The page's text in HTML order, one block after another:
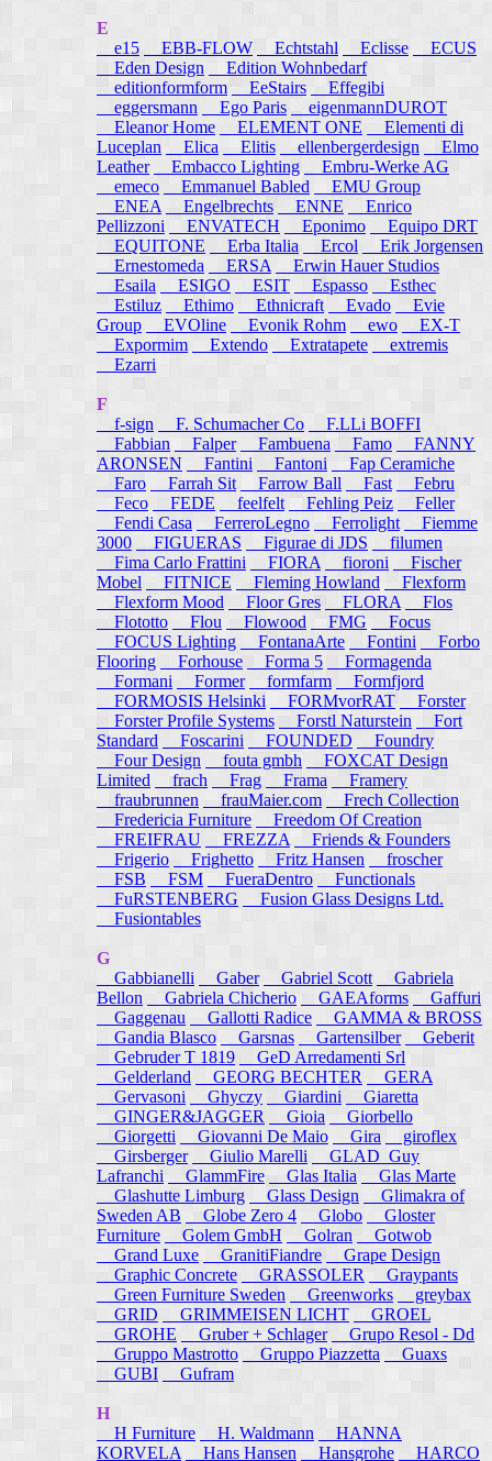
E
e15 EBB-FLOW Echtstahl Eclisse
ECUS
Eden Design
Edition Wohnbedarf
editionformform
EeStairs
Effegibi
eggersmann
Ego Paris
eigenmannDUROT
Eleanor Home
ELEMENT ONE
Elementi di
Luceplan
Elica Elitis ellenbergerdesign
Elmo
Leather
Embacco Lighting
Embru-Werke AG
emeco
Emmanuel Babled
EMU Group
ENEA
Engelbrechts ENNE
Enrico
Pellizzoni ENVATECH Eponimo
Equipo DRT
EQUITONE
Erba Italia Ercol
Erik Jorgensen
Ernestomeda
ERSA
Erwin Hauer Studios
Esaila
ESIGO ESIT Espasso
Esthec
Estiluz
Ethimo Ethnicraft Evado
Evie
Group
EVOline Evonik Rohm ewo
EX-T
Expormim
Extendo Extratapete
extremis
Ezarri
F
f-sign
F. Schumacher Co
F.LLi BOFFI
Fabbian
Falper Fambuena Famo
FANNY
ARONSEN
Fantini Fantoni
Fap Ceramiche
Faro
Farrah Sit Farrow Ball Fast
Febru
Feco
FEDE feelfelt Fehling Peiz
Feller
Fendi Casa
FerreroLegno Ferrolight
Fiemme
3000
FIGUERAS Figurae di JDS
filumen
Fima Carlo Frattini
FIORA fioroni
Fischer
Mobel
FITNICE Fleming Howland
Flexform
Flexform Mood
Floor Gres FLORA
Flos
Flototto
Flou Flowood FMG
Focus
FOCUS Lighting
FontanaArte Fontini
Forbo
Flooring
Forhouse Forma 5
Formagenda
Formani
Former formfarm
Formfjord
FORMOSIS Helsinki
FORMvorRAT
Forster
Forster Profile Systems
Forstl Naturstein
Fort
Standard
Foscarini FOUNDED
Foundry
Four Design
fouta gmbh
FOXCAT Design
Limited
frach Frag Frama
Framery
fraubrunnen
frauMaier.com
Frech Collection
Fredericia Furniture
Freedom Of Creation
FREIFRAU
FREZZA
Friends & Founders
Frigerio
Frighetto Fritz Hansen
froscher
FSB
FSM FueraDentro
Functionals
FuRSTENBERG
Fusion Glass Designs Ltd.
Fusiontables
G
Gabbianelli
Gaber Gabriel Scott
Gabriela
Bellon
Gabriela Chicherio GAEAforms
Gaffuri
Gaggenau
Gallotti Radice
GAMMA & BROSS
Gandia Blasco
Garsnas Gartensilber
Geberit
Gebruder T 1819
GeD Arredamenti Srl
Gelderland
GEORG BECHTER
GERA
Gervasoni
Ghyczy Giardini
Giaretta
GINGER&JAGGER
Gioia
Giorbello
Giorgetti
Giovanni De Maio Gira
giroflex
Girsberger
Giulio Marelli
GLAD_Guy
Lafranchi
GlammFire Glas Italia
Glas Marte
Glashutte Limburg
Glass Design
Glimakra of
Sweden AB
Globe Zero 4 Globo
Gloster
Furniture
Golem GmbH Golran
Gotwob
Grand Luxe
GranitiFiandre
Grape Design
Graphic Concrete
GRASSOLER
Graypants
Green Furniture Sweden
Greenworks
greybax
GRID
GRIMMEISEN LICHT
GROEL
GROHE
Gruber + Schlager
Grupo Resol - Dd
Gruppo Mastrotto
Gruppo Piazzetta
Guaxs
GUBI
Gufram
H
H Furniture
H. Waldmann
HANNA
KORVELA
Hans Hansen Hansgrohe HARCO